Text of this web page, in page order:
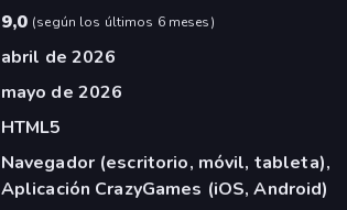
9,0 (según los últimos 6 meses)
abril de 2026
mayo de 2026
HTML5
Navegador (escritorio, móvil, tableta),
Aplicación CrazyGames (iOS, Android)